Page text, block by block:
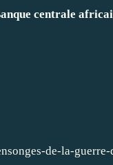
centrale
de-la-